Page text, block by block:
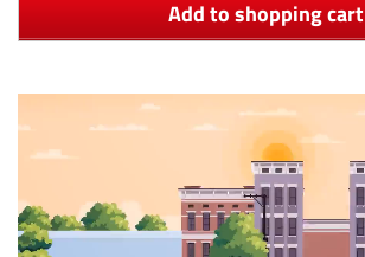
Add to shopping cart